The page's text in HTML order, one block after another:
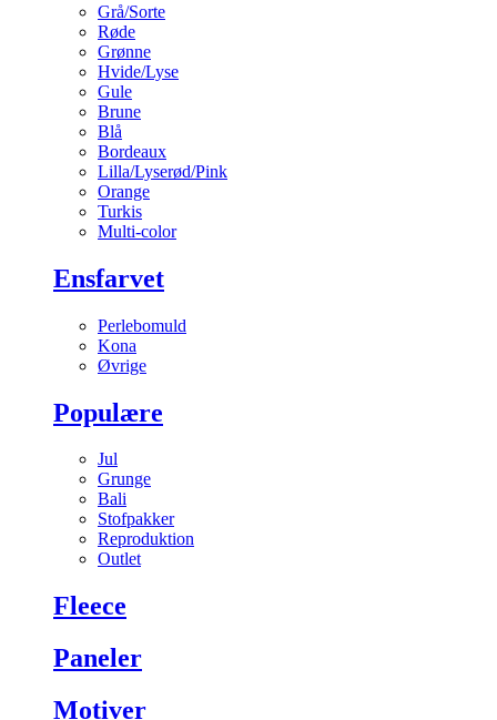
Grå/Sorte
Røde
Grønne
Hvide/Lyse
Gule
Brune
Blå
Bordeaux
Lilla/Lyserød/Pink
Orange
Turkis
Multi-color
Ensfarvet
Perlebomuld
Kona
Øvrige
Populære
Jul
Grunge
Bali
Stofpakker
Reproduktion
Outlet
Fleece
Paneler
Motiver